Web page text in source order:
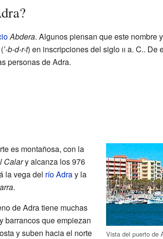
Abdera. Algunos piensan que este nombre
, se escribía como 𐤏𐤁𐤃𐤓𐤕 (‛-b-d-r-t) en inscripciones del siglo ii a. C.. De
personas de Adra.
Vista del puerto de
es montañosa, con la
Calary alcanza los 976
la vega del río Adray la
.
de Adra tiene muchas
barrancos que empiezan
y suben hacia el norte